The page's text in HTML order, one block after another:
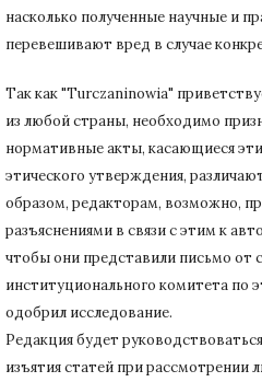
насколько полученные научные и
перевешивают вред в случае
Так как "Turczaninowia"
из любой страны, необходимо
нормативные акты, касающиеся
этического утверждения,
образом, редакторам, возможно,
разъяснениями в связи с этим к
чтобы они представили письмо от
институционального комитета по
одобрил исследование.
Редакция будет
изъятия статей при рассмотрении